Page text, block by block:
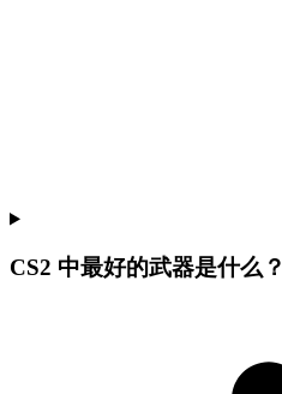
CS2 中最好的武器是什么？